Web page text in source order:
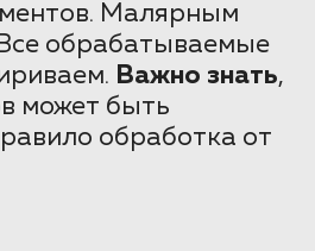
Малярным
обрабатываемые
Важно знать,
может быть
обработка от